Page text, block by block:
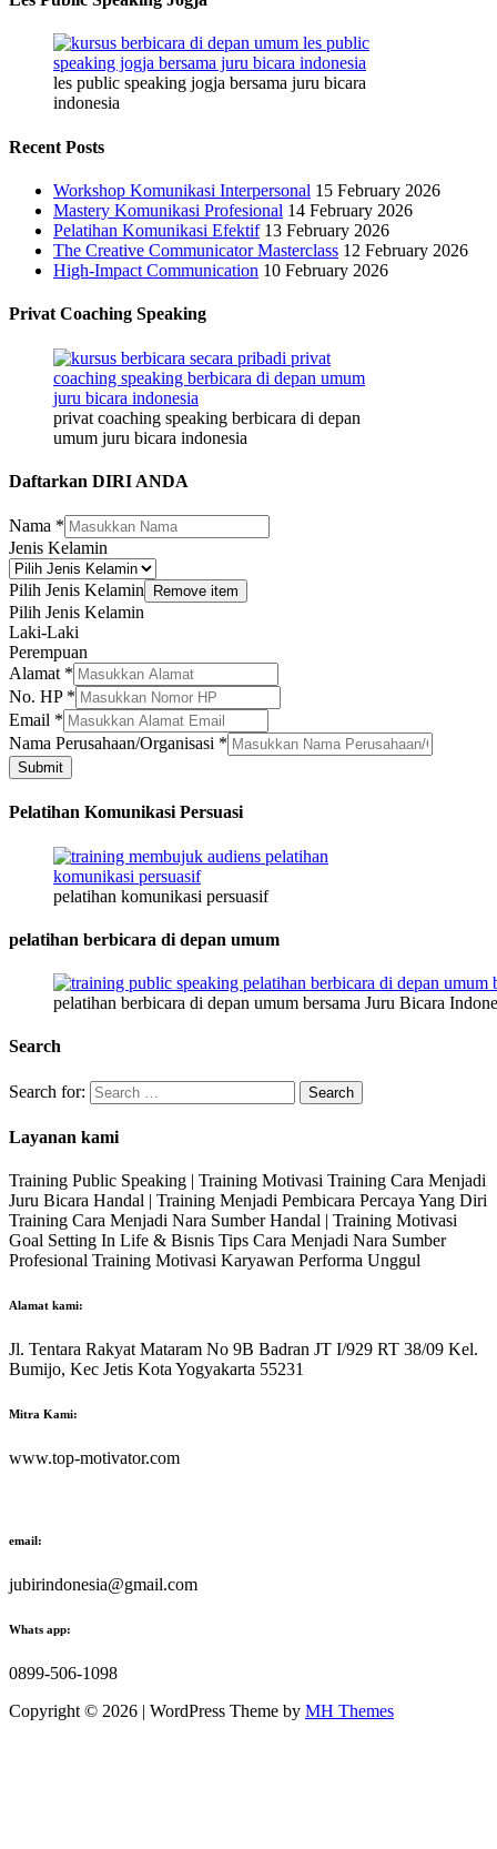
les public speaking jogja bersama juru bicara
indonesia
Recent Posts
Workshop Komunikasi Interpersonal 15 February 2026
Mastery Komunikasi Profesional 14 February 2026
Pelatihan Komunikasi Efektif 13 February 2026
The Creative Communicator Masterclass 12 February 2026
High-Impact Communication 10 February 2026
Privat Coaching Speaking
privat coaching speaking berbicara di depan
umum juru bicara indonesia
Daftarkan DIRI ANDA
Nama *
Jenis Kelamin
Pilih Jenis Kelamin Remove item
Pilih Jenis Kelamin
Laki-Laki
Perempuan
Alamat
*
*
Alamat *
No. HP *
Email *
Nama Perusahaan/Organisasi *
Submit
Pelatihan Komunikasi Persuasi
pelatihan komunikasi persuasif
pelatihan berbicara di depan umum
pelatihan berbicara di depan umum bersama Juru Bicara
Search
Search for:
Layanan kami
Training Public Speaking | Training Motivasi Training Cara Menjadi
Juru Bicara Handal | Training Menjadi Pembicara Percaya Yang Diri
Training Cara Menjadi Nara Sumber Handal | Training Motivasi
Goal Setting In Life & Bisnis Tips Cara Menjadi Nara Sumber
Profesional Training Motivasi Karyawan Performa Unggul
Alamat kami:
Jl. Tentara Rakyat Mataram No 9B Badran JT I/929 RT 38/09 Kel.
Bumijo, Kec Jetis Kota Yogyakarta 55231
Mitra Kami:
www.top-motivator.com
email:
jubirindonesia@gmail.com
Whats app:
0899-506-1098
Copyright © 2026 | WordPress Theme by MH Themes